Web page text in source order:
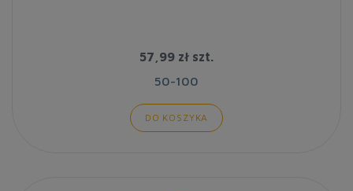
57,99 zł szt.
50-100
DO KOSZYKA